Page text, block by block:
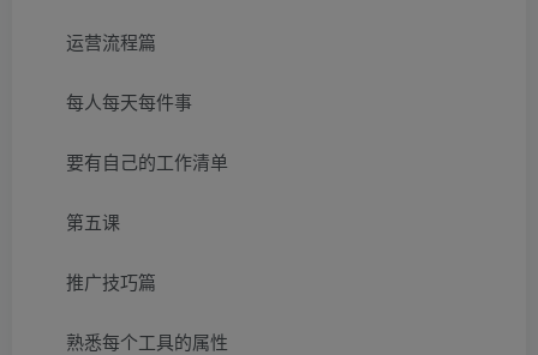
运营流程篇
每人每天每件事
要有自己的工作清单
第五课
推广技巧篇
熟悉每个工具的属性